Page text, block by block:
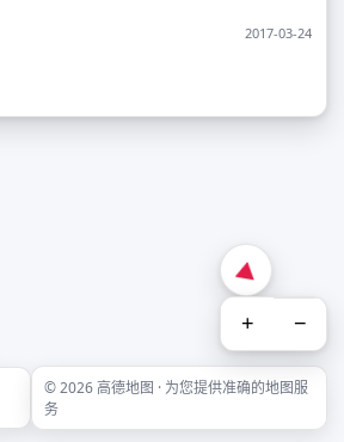
2017-03-24
+ −
© 2026 高德地图 · 为您提供准确的地图服
务